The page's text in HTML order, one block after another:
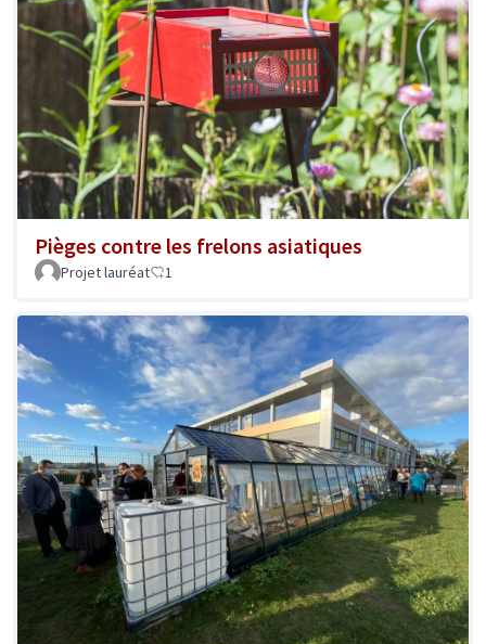
Pièges contre les frelons asiatiques
Projet lauréat 1